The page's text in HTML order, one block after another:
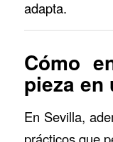
adapta.
Cómo
pieza en
En Sevilla,
prácticos que